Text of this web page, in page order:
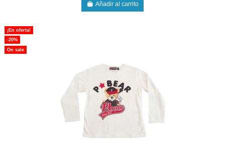
Añadir al carrito
¡En oferta!
-20%
On sale